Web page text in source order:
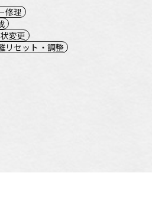
修理
変更
リセット・調整